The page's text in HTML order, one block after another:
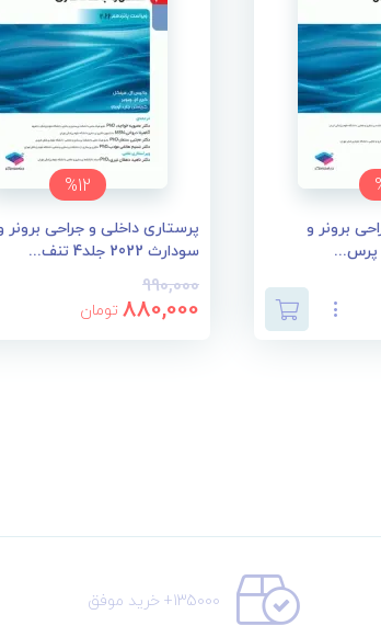
برونر و
%12
پرستاری داخلی و جراحی برونر
سودارث 2022 جلد4 تنف...
990,000
880,000 تومان
135000+ خرید موفق